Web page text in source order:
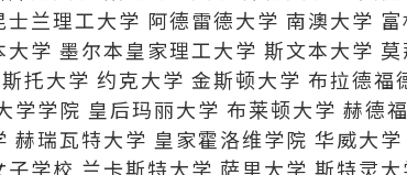
兰理工大学 阿德雷德大学 南澳大学
学 墨尔本皇家理工大学 斯文本大学
托大学 约克大学 金斯顿大学 布拉德福
学学院 皇后玛丽大学 布莱顿大学 赫德
赫瑞瓦特大学 皇家霍洛维学院 华威大
学校 兰卡斯特大学 萨里大学 斯特灵